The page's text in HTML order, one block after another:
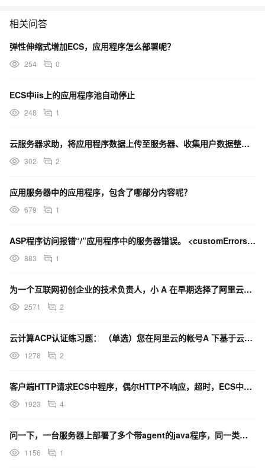
序将处理所有内容。
您要使用的功能可能尚未安装。
没有为网站或应用程序启用相应的 MIME 映射。(警告: 请
建 MIME 映射。)
如果未安装 ASP.NET。
可尝试的操作:
在 system.webServer/handlers 中:确保映射了当前页所需
请特别注意前提(例如，runtimeVersion、pipelineMode、
bitness)并将这些前提与应用程序池的设置进行比较。
请确认要使用的功能已经安装。确认启用了 MIME 映射，或使用命
令行工具 appcmd.exe 为网站添加 MIME 映射。
config /section:staticContent /+
[fileExtension='string',mimeType='string']
字符串是文件类型说明。
[fileExtension='.xyz',mimeType='text/plain']
警告: 请在确认您的 Web 服务器需要此 MIME 映射之后再将其添加
.ASPX)不应直接下载，应始终通过处理程序来处理。有时会使用其
他文件(如数据库文件或 .XML 或 .MDF 等用于存储配置的文件)来存
相关问答
弹性伸缩式增加ECS，应用程序怎么部署呢？
254 0
ECS中iis上的应用程序池自动停止
248 1
云服务器求助，将应用程序数据上传至服务器、收集用户数据整套流程。
302 2
应用服务器中的应用程序，包含了哪部分内容呢？
679 1
ASP程序访问报错“/”应用程序中的服务器错误。 <customErrors mode="Off"/
883 1
为一个互联网初创企业的技术负责人，小 A 在早期选择了阿里云的云服务器 ECS 并将 Java 应用
2571 2
云计算ACP认证练习题： （单选）您在阿里云的帐号A 下基于云服务器ECS 实例搭建好了Web 应用
1278 2
客户端HTTP请求ECS中程序，偶尔HTTP不响应，超时，ECS中程序请求别的系统也会报请求超时
1923 4
问一下，一台服务器上部署了多个带agent的java程序，同一类型的探针会翻倍增加，然后计费嘛？
1156 1